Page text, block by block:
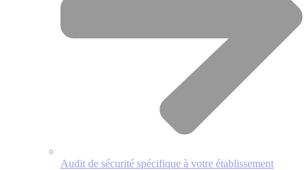
Audit de sécurité spécifique à votre établissement